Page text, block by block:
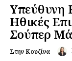
Υπεύθυνη
Ηθικές
Σούπερ
Στην Κουζίνα